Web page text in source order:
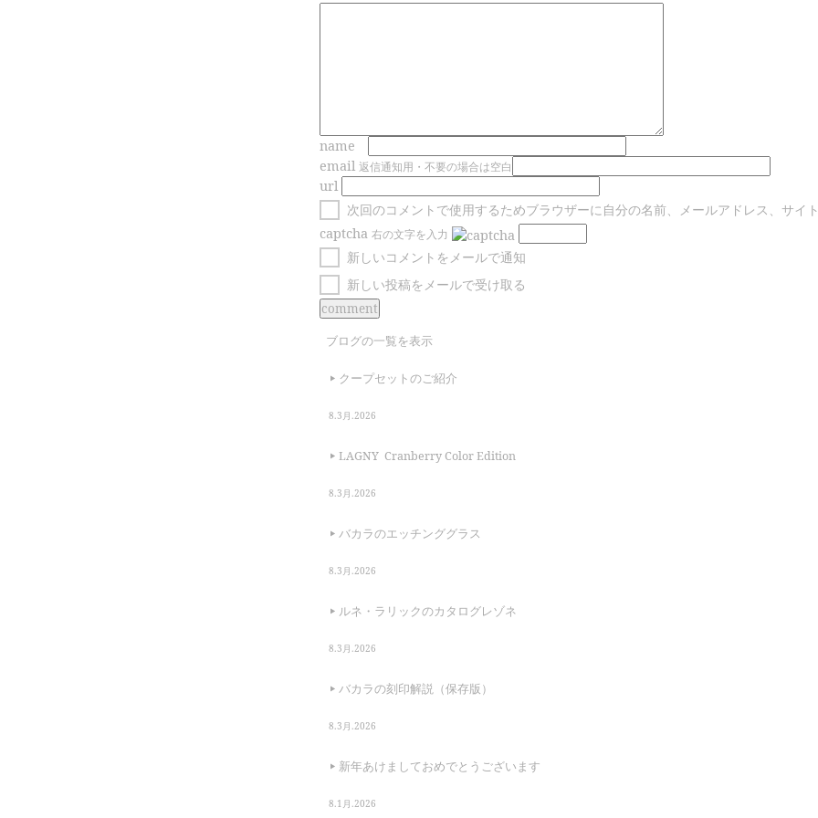
name
email 返信通知用・不要の場合は空白
url
次回のコメントで使用するためブラウザーに自分の名前、メールアドレス、サイト
captcha 右の文字を入力
新しいコメントをメールで通知
新しい投稿をメールで受け取る
ブログの一覧を表示
クープセットのご紹介
8.3月.2026
LAGNY Cranberry Color Edition
8.3月.2026
バカラのエッチンググラス
8.3月.2026
ルネ・ラリックのカタログレゾネ
8.3月.2026
バカラの刻印解説（保存版）
8.3月.2026
新年あけましておめでとうございます
8.1月.2026